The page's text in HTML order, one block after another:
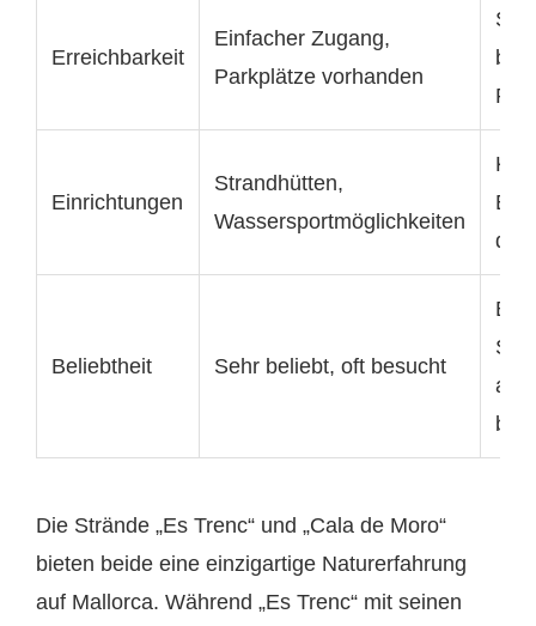
Erreichbarkeit
Einfacher Zugang,
Parkplätze vorhanden
Einrichtungen
Strandhütten,
Wassersportmöglichkeiten
der
Beliebtheit Sehr beliebt, oft besucht
Die Strände „Es Trenc“ und „Cala de Moro“
bieten beide eine einzigartige Naturerfahrung
auf Mallorca. Während „Es Trenc“ mit seinen